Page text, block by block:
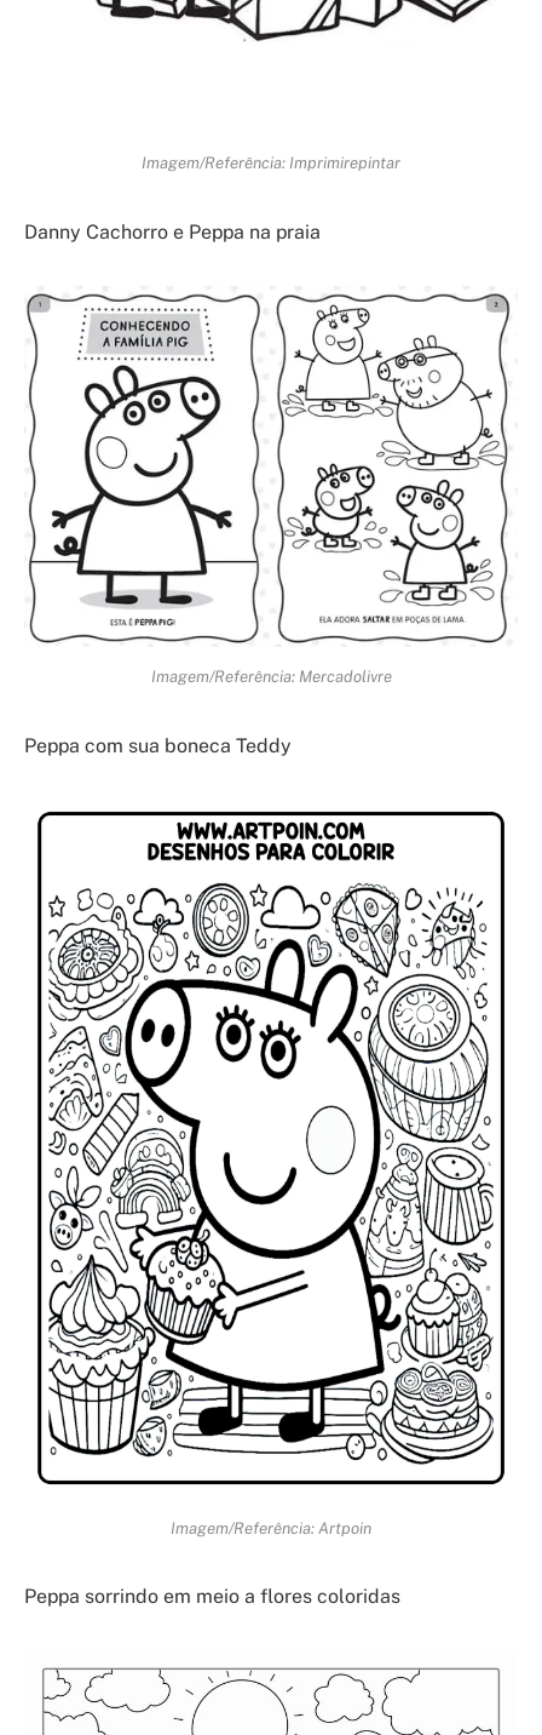
Imagem/Referência: Imprimirepintar
Danny Cachorro e Peppa na praia
Imagem/Referência: Mercadolivre
Peppa com sua boneca Teddy
Imagem/Referência: Artpoin
Peppa sorrindo em meio a flores coloridas